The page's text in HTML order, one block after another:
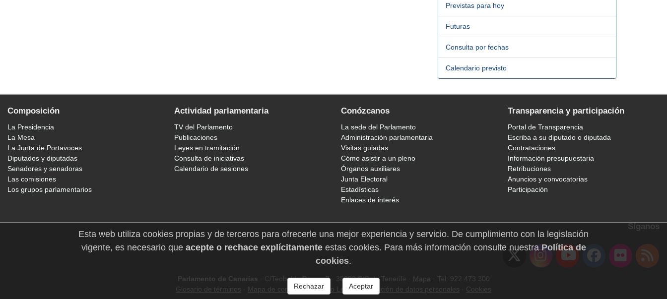
Previstas para hoy
Futuras
Consulta por fechas
Calendario previsto
Composición
La Presidencia
La Mesa
La Junta de Portavoces
Diputados y diputadas
Senadores y senadoras
Las comisiones
Los grupos parlamentarios
Actividad parlamentaria
TV del Parlamento
Publicaciones
Leyes en tramitación
Consulta de iniciativas
Calendario de sesiones
Conózcanos
La sede del Parlamento
Administración parlamentaria
Visitas guiadas
Cómo asistir a un pleno
Órganos auxiliares
Junta Electoral
Estadísticas
Enlaces de interés
Transparencia y participación
Portal de Transparencia
Escriba a su diputado o diputada
Contrataciones
Información presupuestaria
Retribuciones
Anuncios y convocatorias
Participación
Síganos
Parlamento de Canarias · C/Teobaldo Power, 7 · 38002 S/C de Tenerife · Mapa · Tel: 922 473 300
Glosario de términos · Mapa de contenidos·Aviso Legal·Protección de datos personales · Cookies
Esta web utiliza cookies propias y de terceros para ofrecerle una mejor experiencia y servicio. De cumplimiento con la legislación
vigente, es necesario que acepte o rechace explícitamenteestas cookies. Para más información consulte nuestraPolítica de
cookies.
Rechazar Aceptar